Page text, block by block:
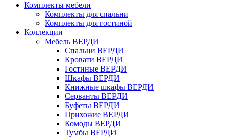
Комплекты мебели
Комплекты для спальни
Комплекты для гостиной
Коллекции
Мебель ВЕРДИ
Спальни ВЕРДИ
Кровати ВЕРДИ
Гостиные ВЕРДИ
Шкафы ВЕРДИ
Книжные шкафы ВЕРДИ
Серванты ВЕРДИ
Буфеты ВЕРДИ
Прихожие ВЕРДИ
Комоды ВЕРДИ
Тумбы ВЕРДИ